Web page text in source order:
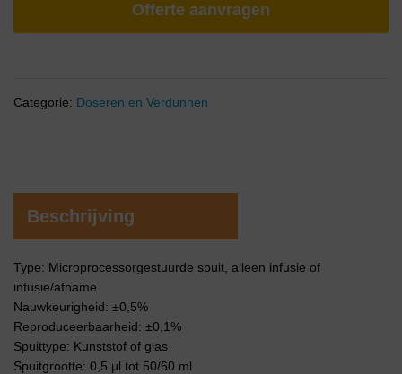
Offerte aanvragen
Categorie: Doseren en Verdunnen
Beschrijving
Type: Microprocessorgestuurde spuit, alleen infusie of
infusie/afname
Nauwkeurigheid: ±0,5%
Reproduceerbaarheid: ±0,1%
Spuittype: Kunststof of glas
Spuitgrootte: 0,5 µl tot 50/60 ml